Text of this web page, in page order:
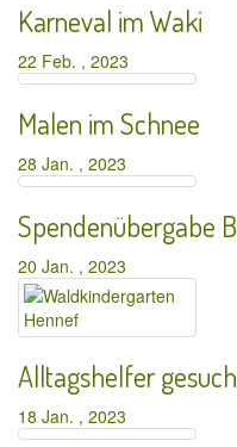
Karneval im Waki
22 Feb. , 2023
Malen im Schnee
28 Jan. , 2023
Spendenübergabe
20 Jan. , 2023
Alltagshelfer
18 Jan. , 2023